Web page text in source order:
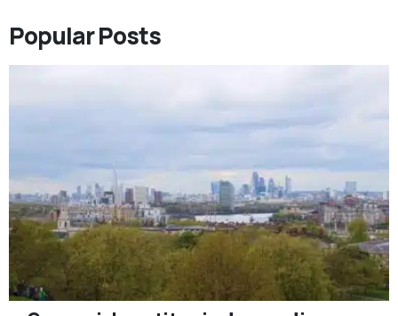
Popular Posts